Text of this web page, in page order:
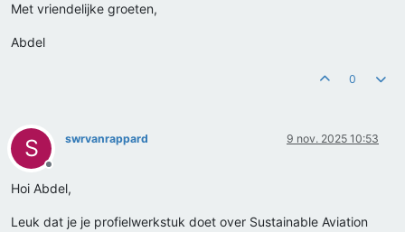
Met vriendelijke groeten,
Abdel
0
S
Offline
swrvanrappard 9 nov. 2025 10:53
Hoi Abdel,
Leuk dat je je profielwerkstuk doet over Sustainable Aviation